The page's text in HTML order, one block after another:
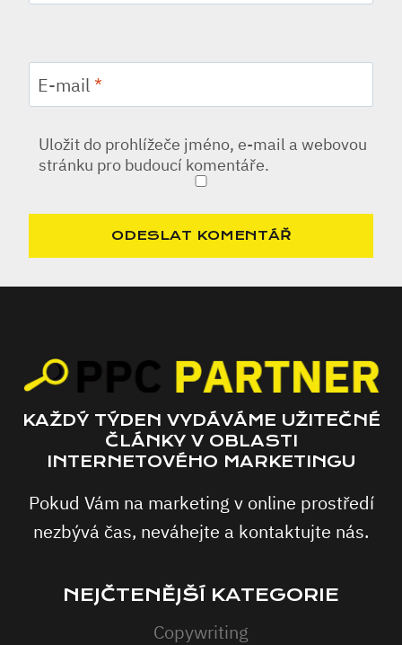
E-mail *
Uložit do prohlížeče jméno, e-mail a webovou
stránku pro budoucí komentáře.
KAŽDÝ TÝDEN VYDÁVÁME UŽITEČNÉ
ČLÁNKY V OBLASTI
INTERNETOVÉHO MARKETINGU
Pokud Vám na marketing v online prostředí
nezbývá čas, neváhejte a kontaktujte nás.
NEJČTENĚJŠÍ KATEGORIE
Copywriting